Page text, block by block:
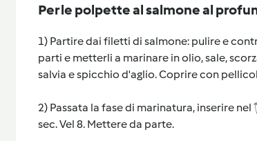
Per le polpette al salmone al
1) Partire dai filetti di salmone: pulire e
parti e metterli a marinare in olio, sale,
salvia e spicchio d'aglio. Coprire con
2) Passata la fase di marinatura, inserire nel
sec. Vel 8. Mettere da parte.